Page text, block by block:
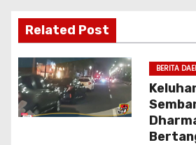
i
p
o
s
Related Post
BERITA